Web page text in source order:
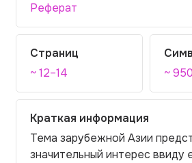
Реферат
Страниц
~ 12–14
~
Краткая информация
Тема зарубежной Азии
значительный интерес ввиду